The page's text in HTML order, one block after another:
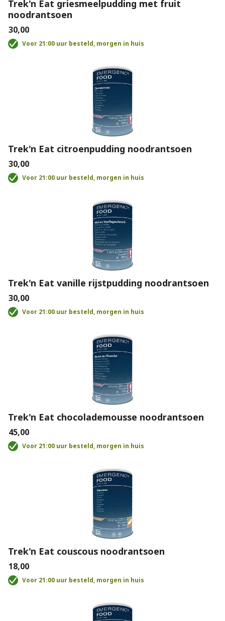
Trek'n Eat griesmeelpudding met fruit
noodrantsoen
€30,00
Voor 21:00 uur besteld, morgen in huis
Trek'n Eat citroenpudding noodrantsoen
€30,00
Voor 21:00 uur besteld, morgen in huis
Trek'n Eat vanille rijstpudding noodrantsoen
€30,00
Voor 21:00 uur besteld, morgen in huis
Trek'n Eat chocolademousse noodrantsoen
€45,00
Voor 21:00 uur besteld, morgen in huis
Trek'n Eat couscous noodrantsoen
€18,00
Voor 21:00 uur besteld, morgen in huis